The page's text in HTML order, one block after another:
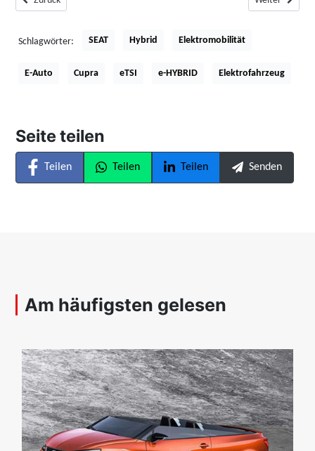
Schlagwörter: SEAT Hybrid Elektromobilität
E-Auto Cupra eTSI e-HYBRID Elektrofahrzeug
Seite teilen
Teilen Teilen Teilen Senden
Am häufigsten gelesen